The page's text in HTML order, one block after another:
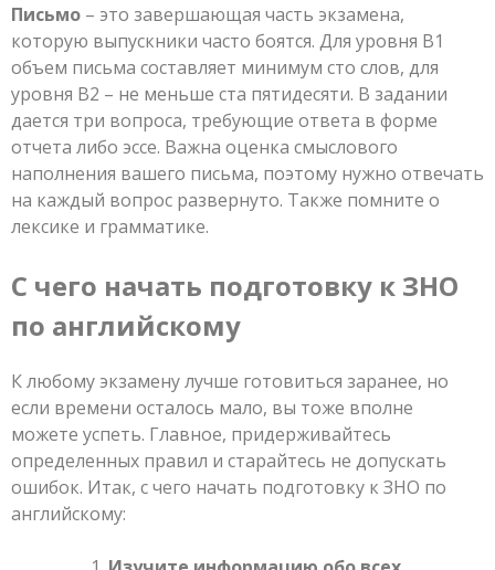
Письмо – это завершающая часть экзамена,
которую выпускники часто боятся. Для уровня В1
объем письма составляет минимум сто слов, для
уровня В2 – не меньше ста пятидесяти. В задании
дается три вопроса, требующие ответа в форме
отчета либо эссе. Важна оценка смыслового
наполнения вашего письма, поэтому нужно отвечать
на каждый вопрос развернуто. Также помните о
лексике и грамматике.
С чего начать подготовку к ЗНО
по английскому
К любому экзамену лучше готовиться заранее, но
если времени осталось мало, вы тоже вполне
можете успеть. Главное, придерживайтесь
определенных правил и старайтесь не допускать
ошибок. Итак, с чего начать подготовку к ЗНО по
английскому: